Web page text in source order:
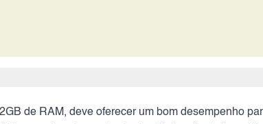
de RAM, deve oferecer um bom desempenho